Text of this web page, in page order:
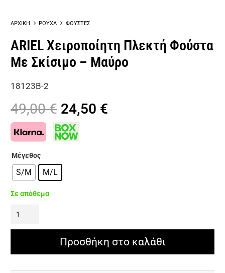
ΑΡΧΙΚΗ ΡΟΥΧΑ ΦΟΥΣΤΕΣ
ARIEL Χειροποίητη Πλεκτή Φούστα
Με Σκίσιμο – Μαύρο
18123Β-2
49,00€ Original
price
was:
24,50 €
Μέγεθος
S/M M/L
Σε απόθεμα
ARIEL
Φούστα
Προσθήκη στο καλάθι